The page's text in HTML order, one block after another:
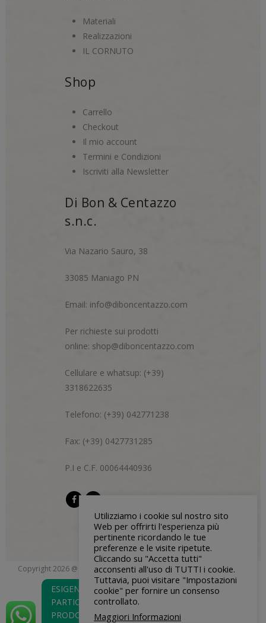
Materiali
Realizzazioni
IL CORNUTO
Shop
Carrello
Checkout
Il mio account
Termini e Condizioni
Iscriviti alla Newsletter
Di Bon & Centazzo
s.n.c.
Via Nazario Sauro, 38
33085 Maniago PN
Email: info@diboncentazzo.com
Per richieste sui prodotti
online: shop@diboncentazzo.com
Cellulare e whatsup: (+39)
3318622635
Telefono: (+39) 042771238
Fax: (+39) 0427731285
P.I e C.F. 00064440936
Copyright 2026 @ Di Bon & Centazzo s.n.c. | P.I e C.F 00064440936 |
Privacy Policy| Credits: blendgroup.it
Utilizziamo i cookie sul nostro sito
Web per offrirti l'esperienza più
pertinente ricordando le tue
preferenze e le visite ripetute.
Cliccando su "Accetta tutti"
acconsenti all'uso di TUTTI i cookie.
Tuttavia, puoi visitare "Impostazioni
cookie" per fornire un consenso
controllato.
Maggiori Informazioni
ESIGENZE
PARTICOLARI O
PRODOTTO